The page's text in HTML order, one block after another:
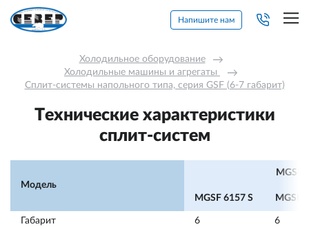
Напишите нам
Холодильное оборудование →
Холодильные машины и агрегаты →
Сплит-системы напольного типа, серия GSF (6-7 габарит)
Технические характеристики
сплит-систем
Модель
MGSF
MGSF 6157 S MGSF
Габарит 6 6